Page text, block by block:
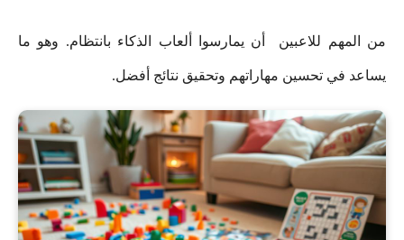
من المهم للاعبين أن يمارسوا ألعاب الذكاء بانتظام. وهو ما
يساعد في تحسين مهاراتهم وتحقيق نتائج أفضل.